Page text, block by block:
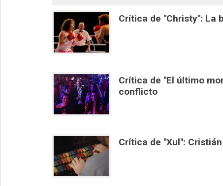
Crítica de "Christy": La
Crítica de "El último
conflicto
Crítica de "Xul":